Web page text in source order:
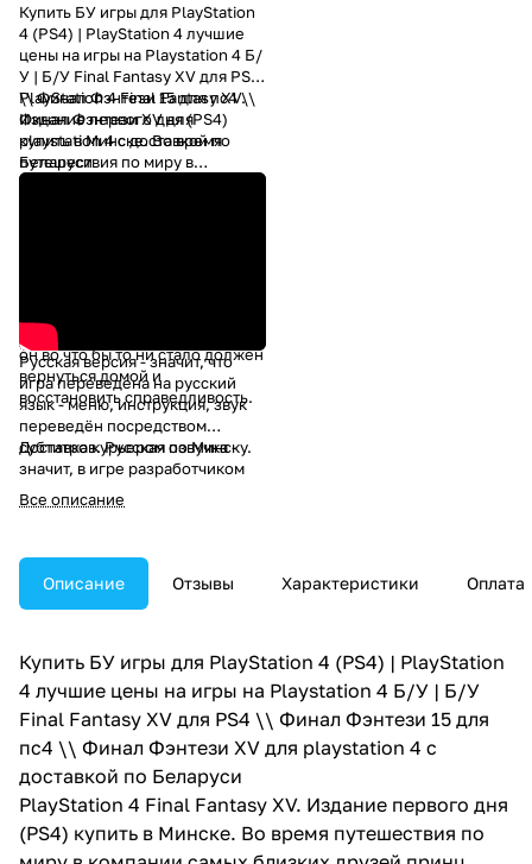
Купить БУ игры для PlayStation
4 (PS4) | PlayStation 4 лучшие
цены на игры на Playstation 4 Б/
У | Б/У Final Fantasy XV для PS4
\\ Финал Фэнтези 15 для пс4 \\
Финал Фэнтези XV для
playstation 4 с доставкой по
Беларуси
PlayStation 4 Final Fantasy XV.
Издание первого дня (PS4)
купить в Минске. Во время
путешествия по миру в
компании самых близких
полагаться лишь на себя, ведь
он во что бы то ни стало должен
вернуться домой и
восстановить справедливость.
Русская версия - значит, что
игра переведена на русский
язык - меню, инструкция, звук
переведён посредством
субтитров. Русская озвучка -
значит, в игре разработчиком
или издателем добавлена
голосовая озвучка. Уточняйте у
Доставкакурьером по Минску.
Все описание
Описание Отзывы Характеристики Оплата
Купить БУ игры для PlayStation 4 (PS4) | PlayStation
4 лучшие цены на игры на Playstation 4 Б/У | Б/У
Final Fantasy XV для PS4 \\ Финал Фэнтези 15 для
пс4 \\ Финал Фэнтези XV для playstation 4 с
доставкой по Беларуси
PlayStation 4 Final Fantasy XV. Издание первого дня
(PS4) купить в Минске. Во время путешествия по